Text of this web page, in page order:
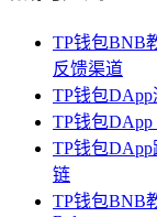
TP钱包BNB
反馈渠道
TP钱包
TP钱包DApp
TP钱包
链
TP钱包BNB